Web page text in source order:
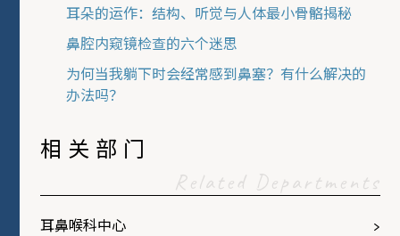
耳朵的运作：结构、听觉与人体最小骨骼揭秘
鼻腔内窥镜检查的六个迷思
为何当我躺下时会经常感到鼻塞？有什么解决的
办法吗？
相关部门
Related Departments
耳鼻喉科中心